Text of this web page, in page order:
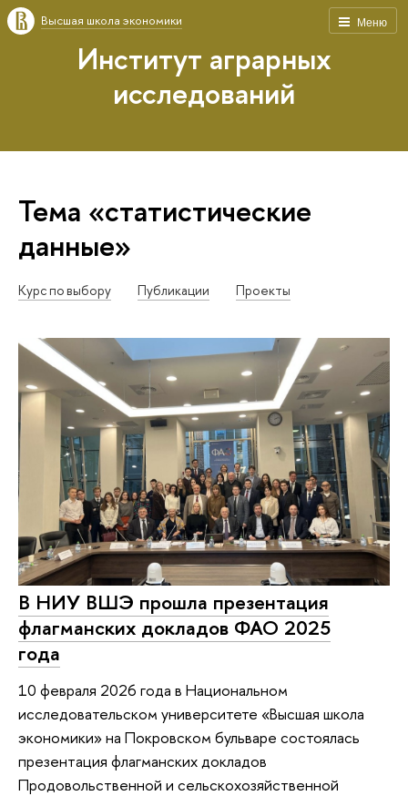
Меню
Высшая школа экономики
Институт аграрных
исследований
Тема «статистические
данные»
Курс по выбору Публикации Проекты
В НИУ ВШЭ прошла презентация
флагманских докладов ФАО 2025
года
10 февраля 2026 года в Национальном
исследовательском университете «Высшая школа
экономики» на Покровском бульваре состоялась
презентация флагманских докладов
Продовольственной и сельскохозяйственной